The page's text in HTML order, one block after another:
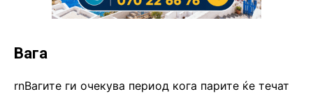
Вага
rnВагите ги очекува период кога парите ќе течат